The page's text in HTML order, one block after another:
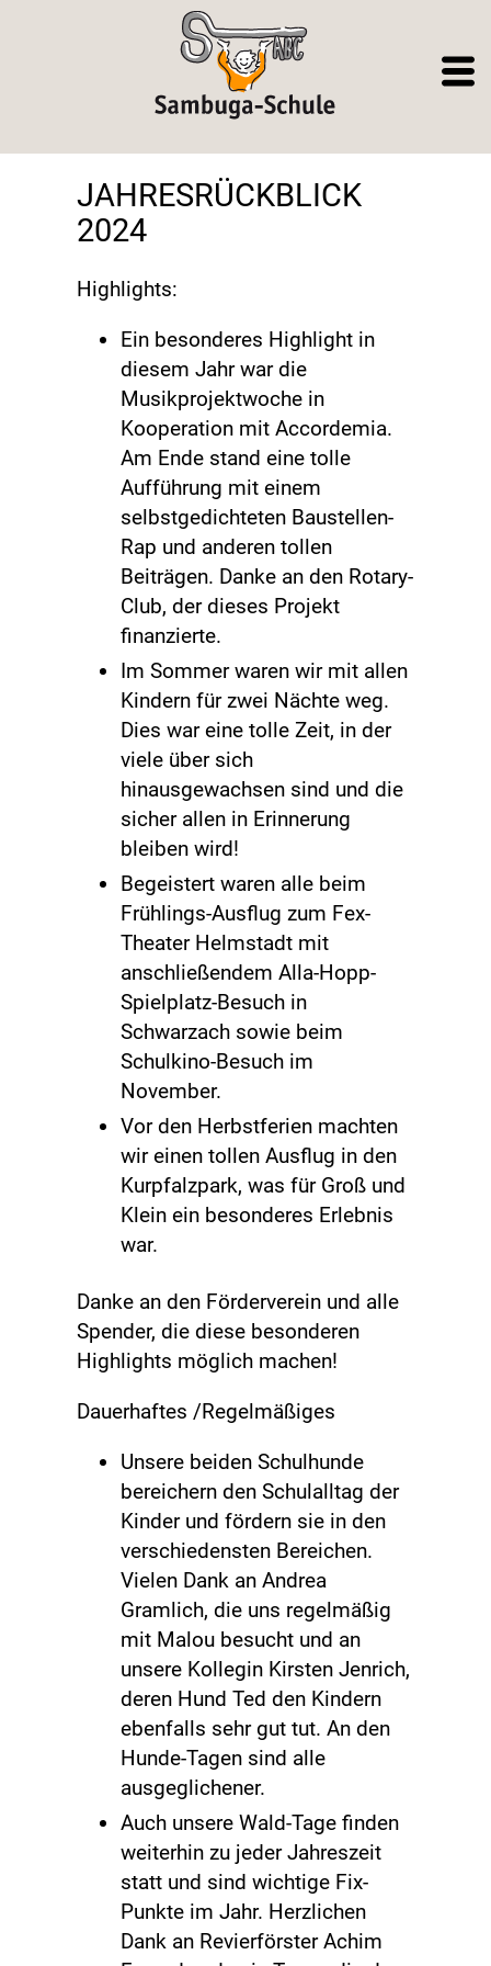
JAHRESRÜCKBLICK
2024
Highlights:
Ein besonderes Highlight in
diesem Jahr war die
Musikprojektwoche in
Kooperation mit Accordemia.
Am Ende stand eine tolle
Aufführung mit einem
selbstgedichteten Baustellen-
Rap und anderen tollen
Beiträgen. Danke an den Rotary-
Club, der dieses Projekt
finanzierte.
Im Sommer waren wir mit allen
Kindern für zwei Nächte weg.
Dies war eine tolle Zeit, in der
viele über sich
hinausgewachsen sind und die
sicher allen in Erinnerung
bleiben wird!
Begeistert waren alle beim
Frühlings-Ausflug zum Fex-
Theater Helmstadt mit
anschließendem Alla-Hopp-
Spielplatz-Besuch in
Schwarzach sowie beim
Schulkino-Besuch im
November.
Vor den Herbstferien machten
wir einen tollen Ausflug in den
Kurpfalzpark, was für Groß und
Klein ein besonderes Erlebnis
war.
Danke an den Förderverein und alle
Spender, die diese besonderen
Highlights möglich machen!
Dauerhaftes /Regelmäßiges
Unsere beiden Schulhunde
bereichern den Schulalltag der
Kinder und fördern sie in den
verschiedensten Bereichen.
Vielen Dank an Andrea
Gramlich, die uns regelmäßig
mit Malou besucht und an
unsere Kollegin Kirsten Jenrich,
deren Hund Ted den Kindern
ebenfalls sehr gut tut. An den
Hunde-Tagen sind alle
ausgeglichener.
Auch unsere Wald-Tage finden
weiterhin zu jeder Jahreszeit
statt und sind wichtige Fix-
Punkte im Jahr. Herzlichen
Dank an Revierförster Achim